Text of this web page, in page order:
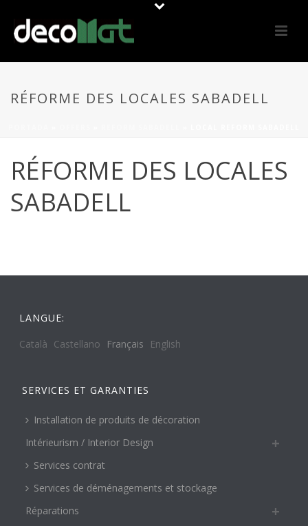
RÉFORME DES LOCALES SABADELL
RÉFORME DES LOCALES
SABADELL
LANGUE:
Català Castellano Français English
SERVICES ET GARANTIES
Installation de produits de décoration
Intérieurism / Interior Design
Services contrat
Services de déménagements et stockage
Réparations